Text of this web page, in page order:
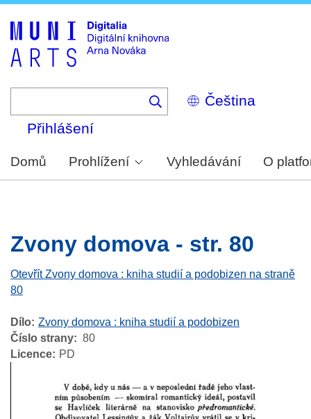
Select
your
Přihlášení
Domů Prohlížení Vyhledávání O
Zvony domova - str. 80
Otevřít Zvony domova : kniha studií a podobizen na straně
80
Dílo Zvony domova : kniha studií a podobizen
Číslo strany
80
Licence
PD